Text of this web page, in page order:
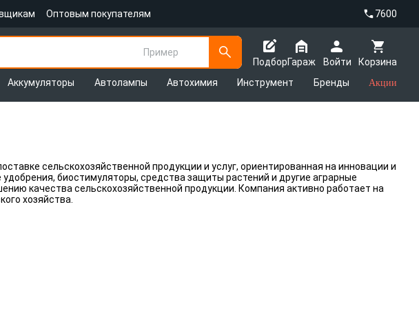
Оптовым покупателям 7600
Пример
Подбор
Корзина
Гараж
Войти
Аккумуляторы Автолампы Автохимия Инструмент Бренды Акции
сельскохозяйственной продукции и услуг, ориентированная на инновации и
биостимуляторы, средства защиты растений и другие аграрные
качества сельскохозяйственной продукции. Компания активно работает на
хозяйства.